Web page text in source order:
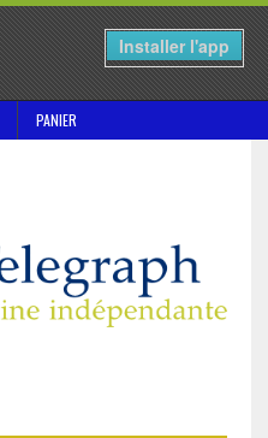
Installer l'app
PANIER